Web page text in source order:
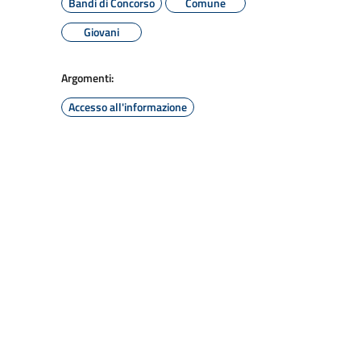
Giovani
Argomenti:
Accesso all'informazione